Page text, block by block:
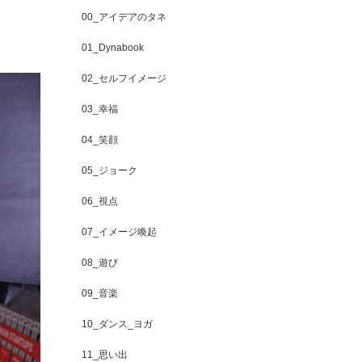
00_アイデアのタネ
01_Dynabook
02_セルフイメージ
03_幸福
04_笑顔
05_ジョーク
06_視点
07_イメージ喚起
08_遊び
09_音楽
10_ダンス_ヨガ
11_思い出